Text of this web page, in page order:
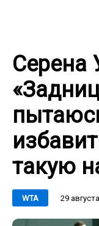
Серена
такую
WTA 29